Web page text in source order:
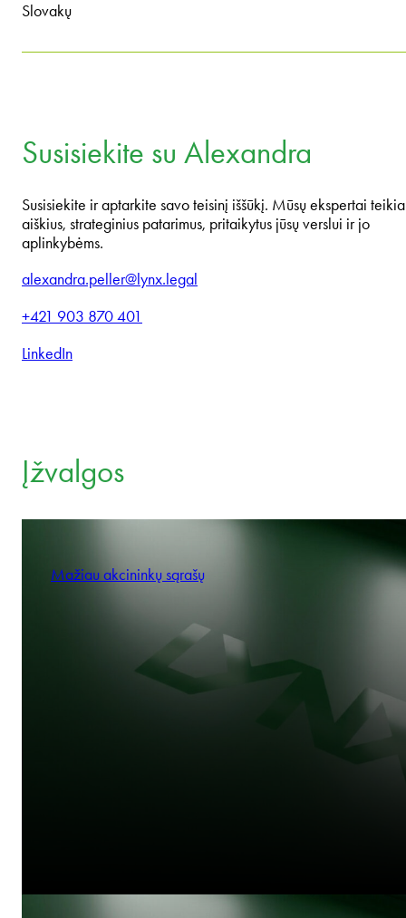
Slovakų
Susisiekite su Alexandra
Susisiekite ir aptarkite savo teisinį iššūkį. Mūsų ekspertai teikia
aiškius, strateginius patarimus, pritaikytus jūsų verslui ir jo
aplinkybėms.
alexandra.peller@lynx.legal
+421 903 870 401
LinkedIn
Įžvalgos
Mažiau akcininkų sąrašų